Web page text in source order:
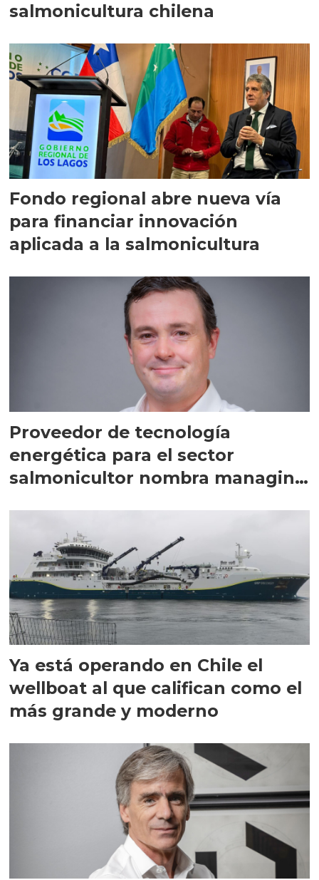
salmonicultura chilena
Fondo regional abre nueva vía
para financiar innovación
aplicada a la salmonicultura
Proveedor de tecnología
energética para el sector
salmonicultor nombra managing
Ya está operando en Chile el
wellboat al que califican como el
más grande y moderno